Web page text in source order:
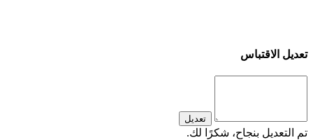
تعديل الاقتباس
تعديل
تم التعديل بنجاح، شكرًا لك.